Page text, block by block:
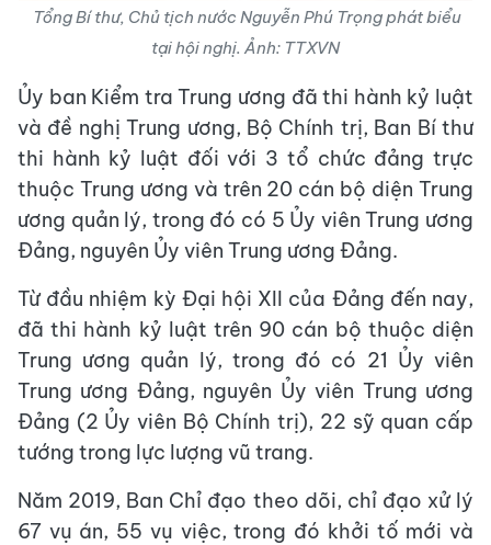
Tổng Bí thư, Chủ tịch nước Nguyễn Phú Trọng phát biểu
tại hội nghị. Ảnh: TTXVN
Ủy ban Kiểm tra Trung ương đã thi hành kỷ luật
và đề nghị Trung ương, Bộ Chính trị, Ban Bí thư
thi hành kỷ luật đối với 3 tổ chức đảng trực
thuộc Trung ương và trên 20 cán bộ diện Trung
ương quản lý, trong đó có 5 Ủy viên Trung ương
Đảng, nguyên Ủy viên Trung ương Đảng.
Từ đầu nhiệm kỳ Đại hội XII của Đảng đến nay,
đã thi hành kỷ luật trên 90 cán bộ thuộc diện
Trung ương quản lý, trong đó có 21 Ủy viên
Trung ương Đảng, nguyên Ủy viên Trung ương
Đảng (2 Ủy viên Bộ Chính trị), 22 sỹ quan cấp
tướng trong lực lượng vũ trang.
Năm 2019, Ban Chỉ đạo theo dõi, chỉ đạo xử lý
67 vụ án, 55 vụ việc, trong đó khởi tố mới và